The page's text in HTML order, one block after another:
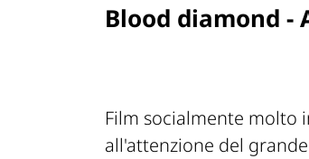
Blood diamond -
Film socialmente molto
all'attenzione del